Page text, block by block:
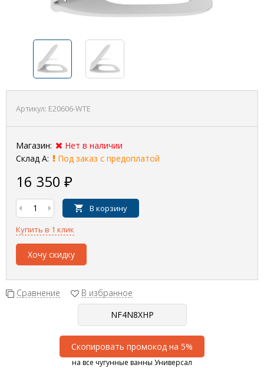
Артикул: E20606-WTE
Магазин:
Нет в наличии
Склад А:
Под заказ с предоплатой
16 350 ₽
В корзину
Купить в 1 клик
Хочу скидку
Сравнение В избранное
Скопировать промокод на 5%
на все чугунные ванны Универсал